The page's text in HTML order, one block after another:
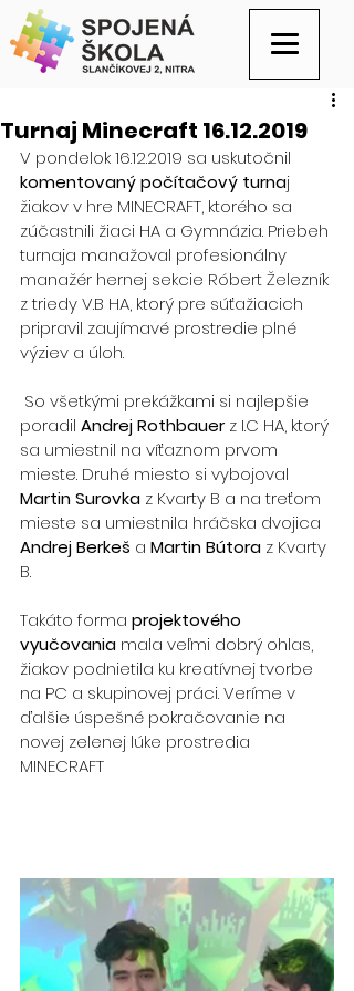
Turnaj Minecraft 16.12.2019
V pondelok 16.12.2019 sa uskutočnil
komentovaný počítačový turnaj
žiakov v hre MINECRAFT, ktorého sa
zúčastnili žiaci HA a Gymnázia. Priebeh
turnaja manažoval profesionálny
manažér hernej sekcie Róbert Železník
z triedy V.B HA, ktorý pre súťažiacich
pripravil zaujímavé prostredie plné
výziev a úloh.
poradil Andrej Rothbauer z I.C HA, ktorý
sa umiestnil na víťaznom prvom
mieste. Druhé miesto si vybojoval
Martin Surovka z Kvarty B a na treťom
mieste sa umiestnila hráčska dvojica
Andrej Berkeš a Martin Bútora z Kvarty
B.
Takáto forma projektového
vyučovania mala veľmi dobrý ohlas,
žiakov podnietila ku kreatívnej tvorbe
na PC a skupinovej práci. Veríme v
ďalšie úspešné pokračovanie na
novej zelenej lúke prostredia
MINECRAFT